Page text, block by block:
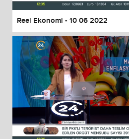
Reel Ekonomi - 10 06 2022